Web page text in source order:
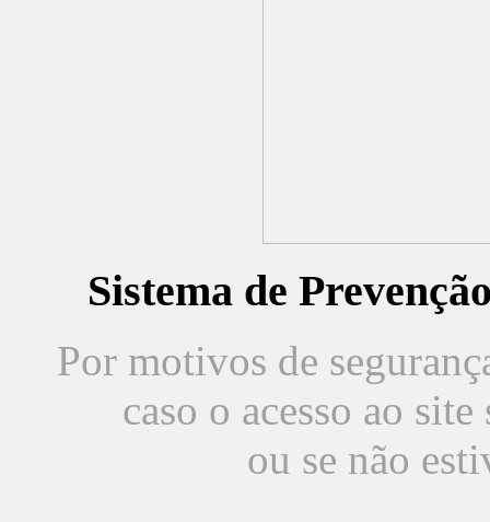
Sistema de
Por motivos de
caso o acesso ao
ou se não